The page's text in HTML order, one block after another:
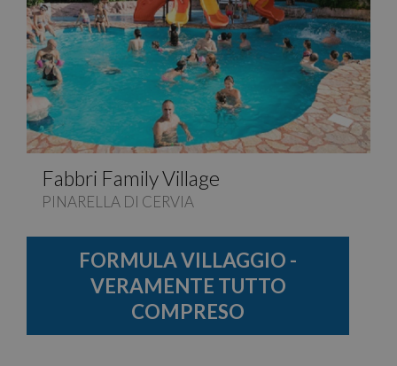
Fabbri Family Village
PINARELLA DI CERVIA
FORMULA VILLAGGIO -
VERAMENTE TUTTO
COMPRESO